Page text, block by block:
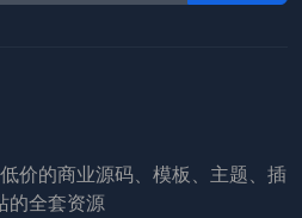
价的商业源码、模板、主题、插
的全套资源